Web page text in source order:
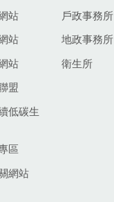
站
站
站
盟
低碳生
區
網站
戶政事務所
地政事務所
衛生所